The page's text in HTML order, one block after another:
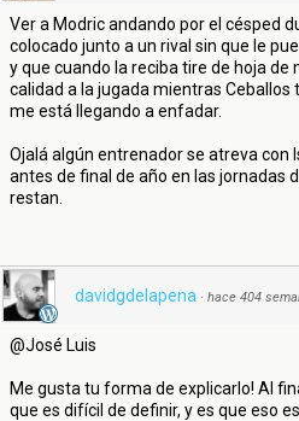
Ver a Modric andando por el césped
colocado junto a un rival sin que le
y que cuando la reciba tire de hoja
calidad a la jugada mientras Ceballos
me está llegando a enfadar.
Ojalá algún entrenador se atreva con
antes de final de año en las jornadas
restan.
davidgdelapena · hace 404
@José Luis
Me gusta tu forma de explicarlo! Al
que es difícil de definir, y es que eso